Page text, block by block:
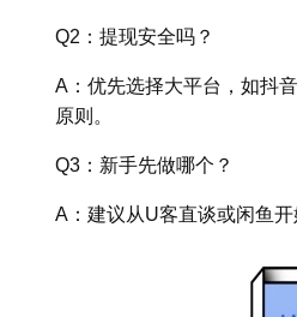
Q2：提现安全吗？
A：优先选择大平台，如抖
原则。
Q3：新手先做哪个？
A：建议从U客直谈或闲鱼